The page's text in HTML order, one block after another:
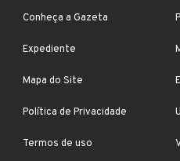
Conheça a Gazeta
Expediente
Mapa do Site
Política de Privacidade
Termos de uso